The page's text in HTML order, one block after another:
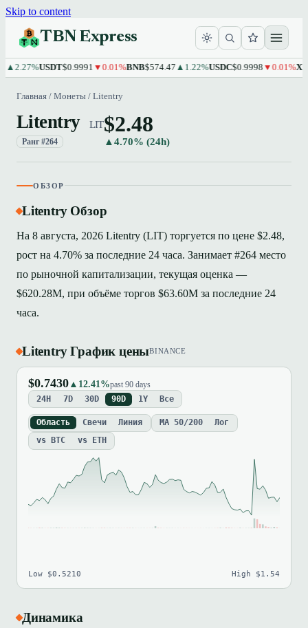
Skip to content
TBN Express
USDT$0.9991▼0.01%BNB$574.47▲1.22%USDC$0.9998▼0.01%XRP
Главная / Монеты / Litentry
Litentry LIT
Ранг #264
$2.48
▲4.70% (24h)
ОБЗОР
Litentry Обзор
На 8 августа, 2026 Litentry (LIT) торгуется по цене $2.48,
рост на 4.70% за последние 24 часа. Занимает #264 место
по рыночной капитализации, текущая оценка —
$620.28M, при объёме торгов $63.60M за последние 24
часа.
Litentry График ценыBINANCE
$0.7430 ▲12.41%past 90 days
24H 7D 30D 90D 1Y Все
Область Свечи Линия MA 50/200
Лог
vs BTC
vs ETH
Low $0.5210 High $1.54
Динамика